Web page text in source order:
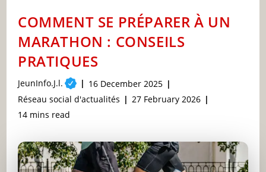
:
GUIDE
COMPLET
COMMENT SE PRÉPARER À UN
MARATHON : CONSEILS
PRATIQUES
Post
author:
JeunInfo.J.l.
Post
published:
16 December 2025
Post
category:
Réseau social d'actualités
Post
27 February 2026
Reading
14 mins read